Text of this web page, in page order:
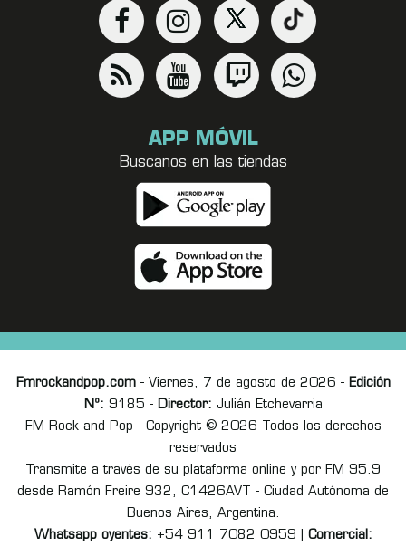
APP MÓVIL
Buscanos en las tiendas
Fmrockandpop.com- Viernes, 7 de agosto de 2026 - Edición
Nº: 9185 - Director: Julián Etchevarria
FM Rock and Pop - Copyright © 2026 Todos los derechos
reservados
Transmite a través de su plataforma online y por FM 95.9
desde Ramón Freire 932, C1426AVT - Ciudad Autónoma de
Buenos Aires, Argentina.
Whatsapp oyentes: +54 911 7082 0959 | Comercial: